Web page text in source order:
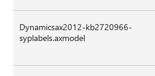
Dynamicsax2012-kb2720966-
syplabels.axmodel